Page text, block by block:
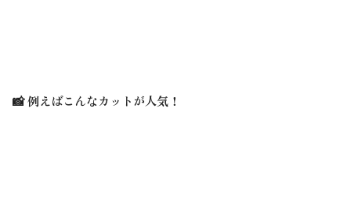
📸 例えばこんなカットが人気！